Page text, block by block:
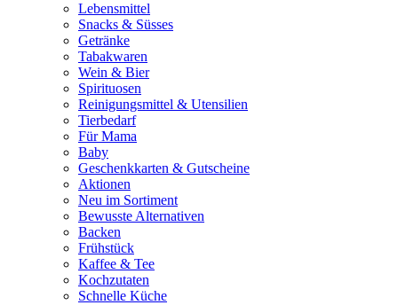
Lebensmittel
Snacks & Süsses
Getränke
Tabakwaren
Wein & Bier
Spirituosen
Reinigungsmittel & Utensilien
Tierbedarf
Für Mama
Baby
Geschenkkarten & Gutscheine
Aktionen
Neu im Sortiment
Bewusste Alternativen
Backen
Frühstück
Kaffee & Tee
Kochzutaten
Schnelle Küche